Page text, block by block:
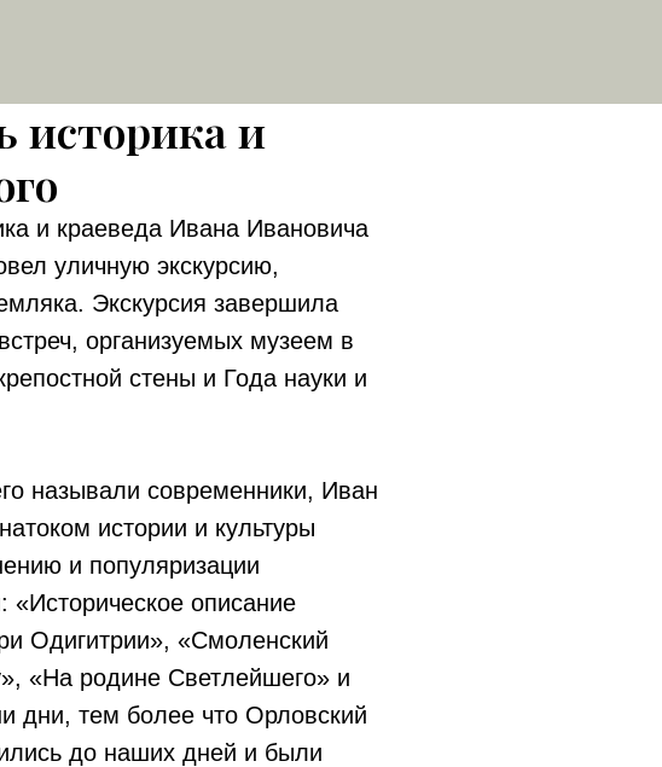
историка и
и краеведа Ивана Ивановича
уличную экскурсию,
Экскурсия завершила
организуемых музеем в
стены и Года науки и
называли современники, Иван
истории и культуры
и популяризации
«Историческое описание
Одигитрии», «Смоленский
«На родине Светлейшего» и
дни, тем более что Орловский
до наших дней и были